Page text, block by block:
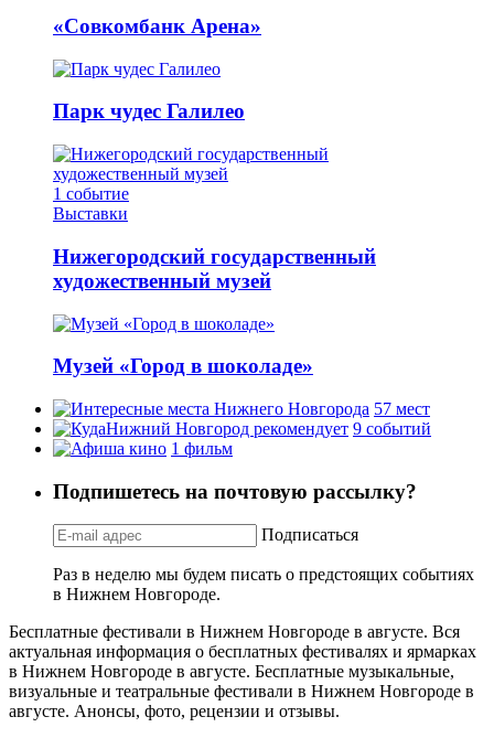
«Совкомбанк Арена⁠»
Парк чудес Галилео
1 событие
Выставки
Нижегородский государственный
художественный музей
Музей «Город в шоколаде»
57 мест
9 событий
1 фильм
Подпишетесь на почтовую рассылку?
Подписаться
Раз в неделю мы будем писать о предстоящих событиях
в Нижнем Новгороде.
Бесплатные фестивали в Нижнем Новгороде в августе. Вся
актуальная информация о бесплатных фестивалях и ярмарках
в Нижнем Новгороде в августе. Бесплатные музыкальные,
визуальные и театральные фестивали в Нижнем Новгороде в
августе. Анонсы, фото, рецензии и отзывы.